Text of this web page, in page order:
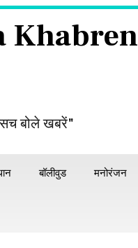
Khabren
बोले खबरें"
बॉलीवुड मनोरंजन